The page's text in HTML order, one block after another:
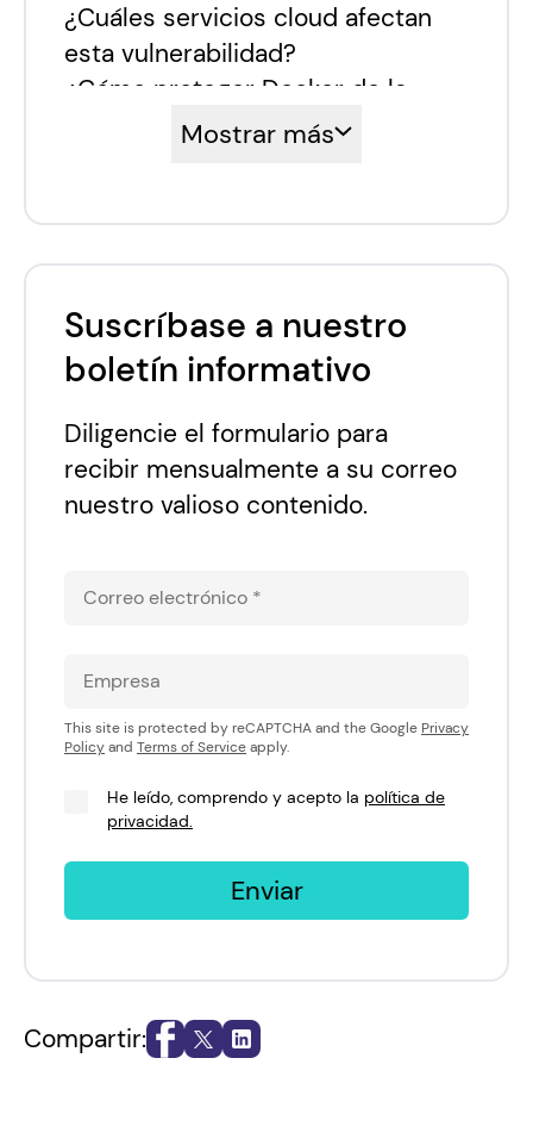
¿Cuáles servicios cloud afectan
esta vulnerabilidad?
¿Cómo proteger Docker de la
vulnerabilidad CVE-2019-5736?
¿Cuál es la solución más rápida?
Mostrar más
Suscríbase a nuestro
boletín informativo
Diligencie el formulario para
recibir mensualmente a su correo
nuestro valioso contenido.
This site is protected by reCAPTCHA and the Google Privacy
Policyand Terms of Serviceapply.
He leído, comprendo y acepto la política de
privacidad.
Enviar
Compartir: